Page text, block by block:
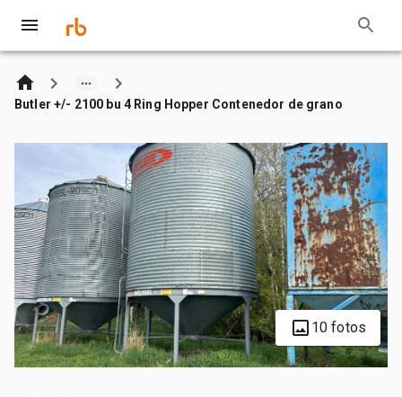
Butler +/- 2100 bu 4 Ring Hopper Contenedor de grano
10 fotos